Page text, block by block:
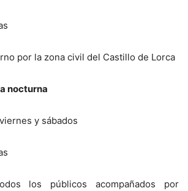
por la zona civil del Castillo de Lorca
nocturna
y sábados
los públicos acompañados por